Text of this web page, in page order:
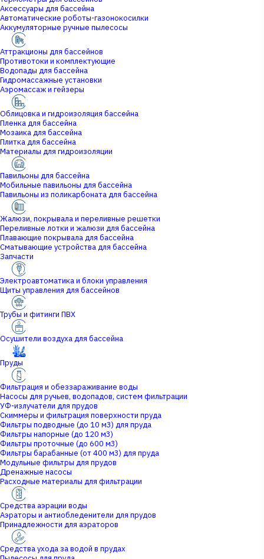
Аксессуары для бассейна
Автоматические роботы-газонокосилки
Аккумуляторные ручные пылесосы
Аттракционы для бассейнов
Противотоки и комплектующие
Водопады для бассейна
Гидромассажные установки
Аэромассаж и гейзеры
Облицовка и гидроизоляция бассейна
Пленка для бассейна
Мозаика для бассейна
Плитка для бассейна
Материалы для гидроизоляции
Павильоны для бассейна
Мобильные павильоны для бассейна
Павильоны из поликарбоната для бассейна
Жалюзи, покрывала и переливные решетки
Переливные лотки и жалюзи для бассейна
Плавающие покрывала для бассейна
Сматывающие устройства для бассейна
Запчасти
Электроавтоматика и блоки управления
Щиты управления для бассейнов
Трубы и фитинги ПВХ
Осушители воздуха для бассейна
Пруды
Фильтрация и обеззараживание воды
Насосы для ручьев, водопадов, систем фильтрации
УФ-излучатели для прудов
Скиммеры и фильтрация поверхности пруда
Фильтры подводные (до 10 м3) для пруда
Фильтры напорные (до 120 м3)
Фильтры проточные (до 600 м3)
Фильтры барабанные (от 400 м3) для пруда
Модульные фильтры для прудов
Дренажные насосы
Расходные материалы для фильтрации
Средства аэрации воды
Аэраторы и антиобледенители для прудов
Принадлежности для аэраторов
Средства ухода за водой в прудах